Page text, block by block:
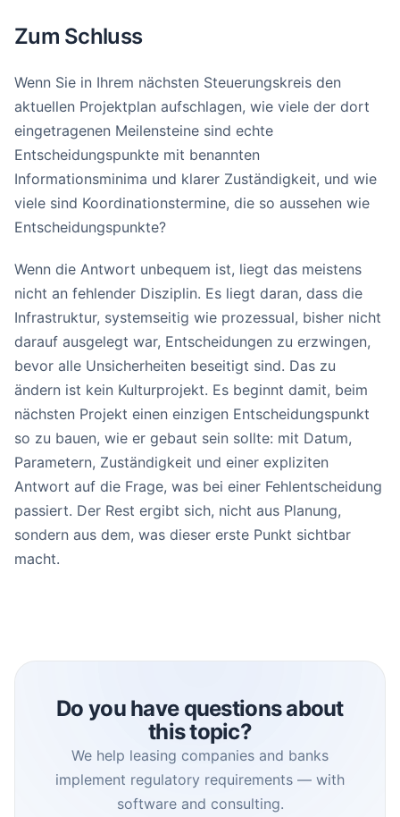
Zum Schluss
Wenn Sie in Ihrem nächsten Steuerungskreis den
aktuellen Projektplan aufschlagen, wie viele der dort
eingetragenen Meilensteine sind echte
Entscheidungspunkte mit benannten
Informationsminima und klarer Zuständigkeit, und wie
viele sind Koordinationstermine, die so aussehen wie
Entscheidungspunkte?
Wenn die Antwort unbequem ist, liegt das meistens
nicht an fehlender Disziplin. Es liegt daran, dass die
Infrastruktur, systemseitig wie prozessual, bisher nicht
darauf ausgelegt war, Entscheidungen zu erzwingen,
bevor alle Unsicherheiten beseitigt sind. Das zu
ändern ist kein Kulturprojekt. Es beginnt damit, beim
nächsten Projekt einen einzigen Entscheidungspunkt
so zu bauen, wie er gebaut sein sollte: mit Datum,
Parametern, Zuständigkeit und einer expliziten
Antwort auf die Frage, was bei einer Fehlentscheidung
passiert. Der Rest ergibt sich, nicht aus Planung,
sondern aus dem, was dieser erste Punkt sichtbar
macht.
Do you have questions about
this topic?
We help leasing companies and banks
implement regulatory requirements — with
software and consulting.